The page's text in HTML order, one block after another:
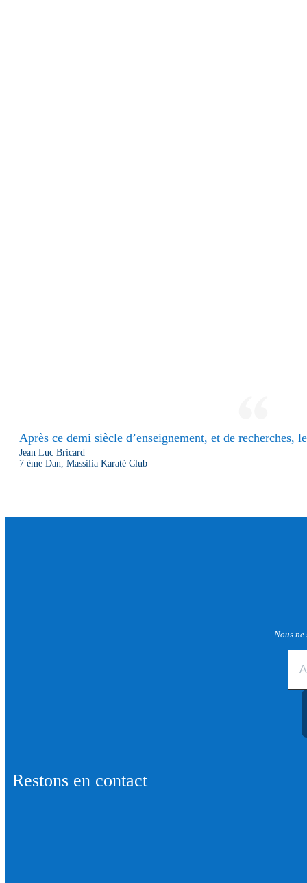
Après ce demi siècle d’enseignement, et de recherches,
Jean Luc Bricard
7 ème Dan, Massilia Karaté Club
Nous ne
Restons en contact